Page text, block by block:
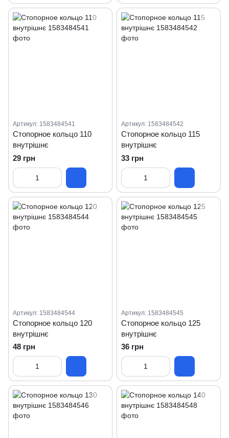
Артикул: 1583484541
Стопорное кольцо 110
внутрішнє
29 грн
Артикул: 1583484542
Стопорное кольцо 115
внутрішнє
33 грн
Артикул: 1583484544
Стопорное кольцо 120
внутрішнє
48 грн
Артикул: 1583484545
Стопорное кольцо 125
внутрішнє
36 грн